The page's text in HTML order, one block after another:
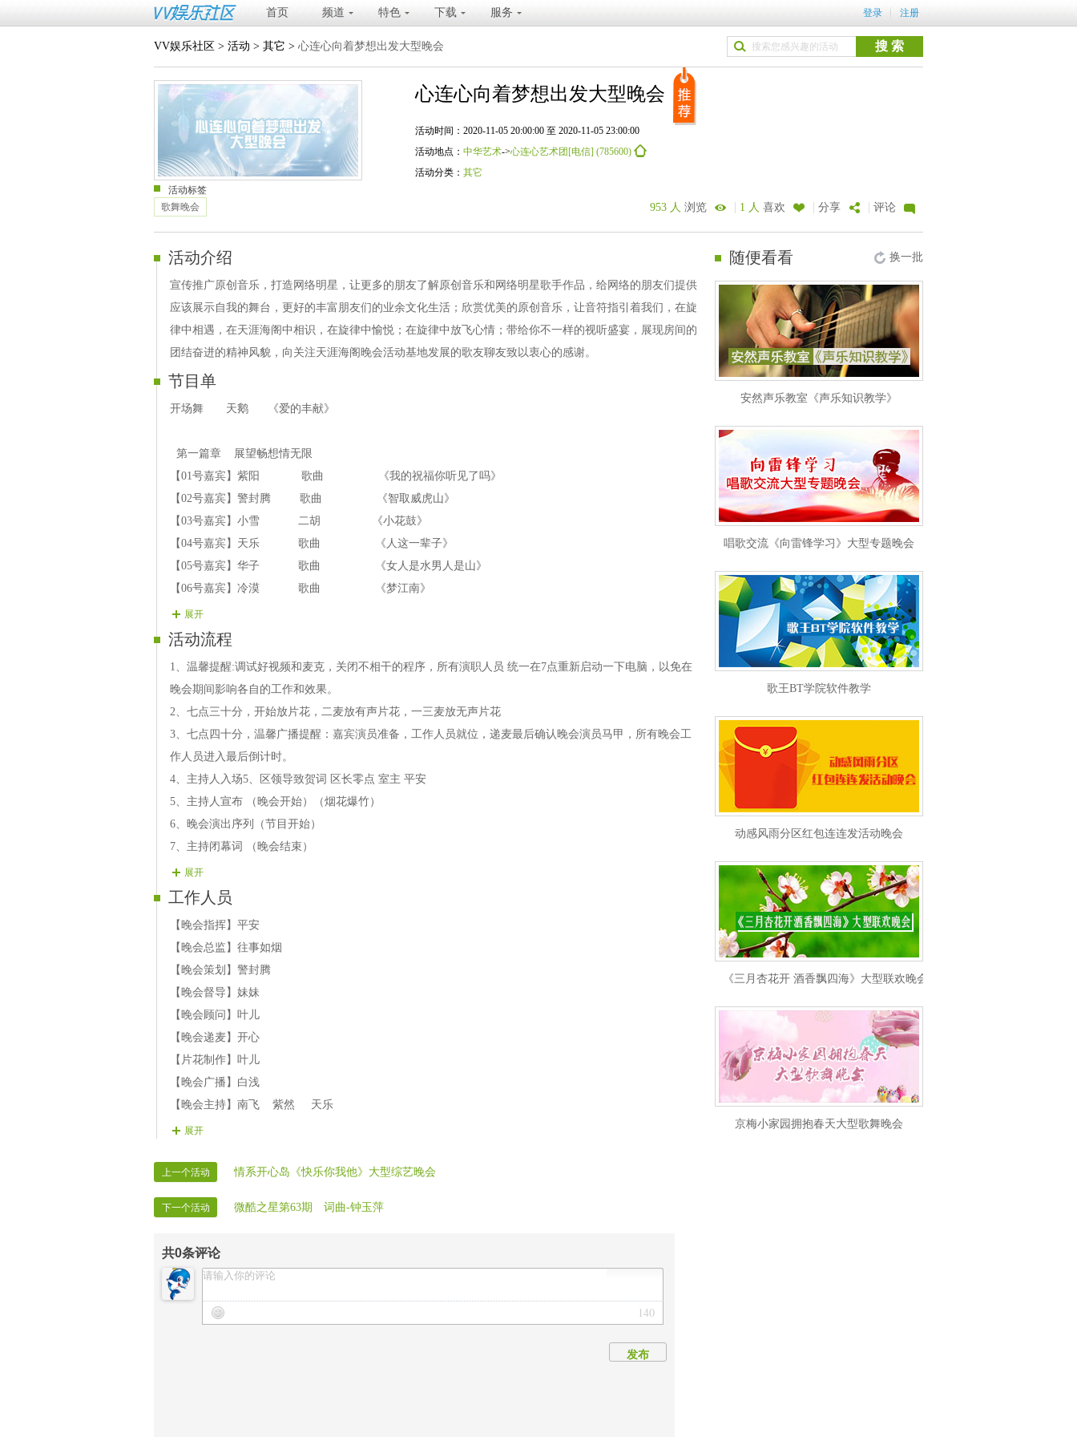
首页 频道 特色 下载 服务 登录 注册
VV娱乐社区 > 活动 > 其它 > 心连心向着梦想出发大型晚会
心连心向着梦想出发大型晚会
活动时间：2020-11-05 20:00:00 至 2020-11-05 23:00:00
活动地点： 中华艺术->心连心艺术团[电信] (785600)
活动分类： 其它
活动标签
歌舞晚会
953 人 浏览 | 1 人 喜欢 | 分享 | 评论
活动介绍
宣传推广原创音乐，打造网络明星，让更多的朋友了解原创音乐和网络明星歌手作品，给网络的朋友们提供
应该展示自我的舞台，更好的丰富朋友们的业余文化生活；欣赏优美的原创音乐，让音符指引着我们，在旋
律中相遇，在天涯海阁中相识，在旋律中愉悦；在旋律中放飞心情；带给你不一样的视听盛宴，展现房间的
团结奋进的精神风貌，向关注天涯海阁晚会活动基地发展的歌友聊友致以衷心的感谢。
节目单
开场舞 天鹅 《爱的丰献》
第一篇章 展望畅想情无限
【01号嘉宾】紫阳 歌曲 《我的祝福你听见了吗》
【02号嘉宾】警封腾 歌曲 《智取威虎山》
【03号嘉宾】小雪 二胡 《小花鼓》
【04号嘉宾】天乐 歌曲 《人这一辈子》
【05号嘉宾】华子 歌曲 《女人是水男人是山》
【06号嘉宾】冷漠 歌曲 《梦江南》
【07号嘉宾】四季 歌曲 《古丽》
【08号嘉宾】情聖 歌曲 《我又想你了》
【17号嘉宾】七彩人生 歌曲 《我们的中国梦》
【18号嘉宾】战有 葫芦丝演奏 《知音》
【19号嘉宾】紫然 歌曲 《错过成伤》
【20号嘉宾】蝶舞 歌曲 《陕北人》
【21号嘉宾】诗雨 歌曲 《真心换真情》
【22号嘉宾】九天 京剧 《我本是卧龙岗散淡的人》
【23号嘉宾】玲珑 歌曲 《心相印手牵手》
结束舞 小溪 《最美的女人是妈妈》
展开
活动流程
1、温馨提醒:调试好视频和麦克，关闭不相干的程序，所有演职人员 统一在7点重新启动一下电脑，以免在
晚会期间影响各自的工作和效果。
2、七点三十分，开始放片花，二麦放有声片花，一三麦放无声片花
3、七点四十分，温馨广播提醒：嘉宾演员准备，工作人员就位，递麦最后确认晚会演员马甲，所有晚会工
作人员进入最后倒计时。
4、主持人入场5、区领导致贺词 区长零点 室主 平安
5、主持人宣布 （晚会开始）（烟花爆竹）
6、晚会演出序列（节目开始）
7、主持闭幕词 （晚会结束）
展开
工作人员
【晚会指挥】平安
【晚会总监】往事如烟
【晚会策划】警封腾
【晚会督导】妹妹
【晚会顾问】叶儿
【晚会递麦】开心
【片花制作】叶儿
【晚会广播】白浅
【晚会主持】南飞 紫然 天乐
【晚会片花】咖啡 暖心 红颜 轩轩 无敌
【时报录像】VV时报录像
展开
上一个活动 情系开心岛《快乐你我他》大型综艺晚会
下一个活动 微酷之星第63期 词曲-钟玉萍
共0条评论
140
发布
随便看看 换一批
安然声乐教室《声乐知识教学》
唱歌交流《向雷锋学习》大型专题晚会
歌王BT学院软件教学
动感风雨分区红包连连发活动晚会
《三月杏花开 酒香飘四海》大型联欢晚会
京梅小家园拥抱春天大型歌舞晚会